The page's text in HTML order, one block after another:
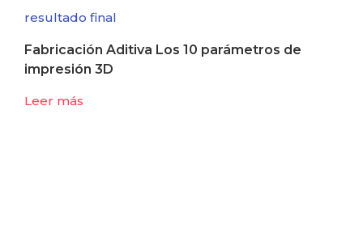
resultado final
Fabricación Aditiva Los 10 parámetros de
impresión 3D
Leer más